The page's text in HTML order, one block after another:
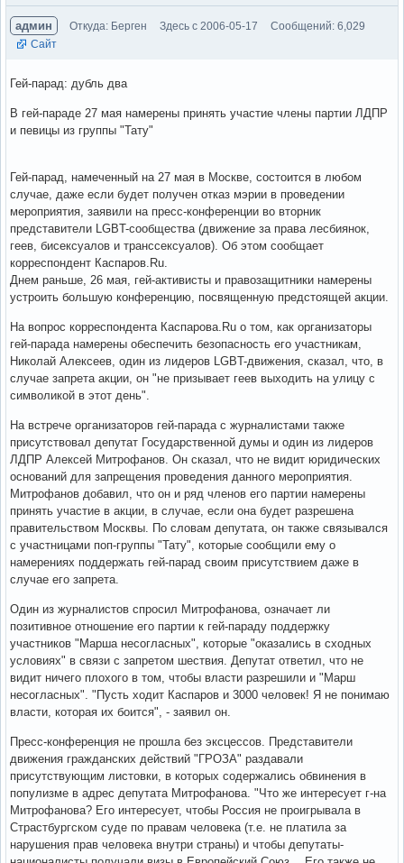
админ Откуда: Берген Здесь с 2006-05-17
Сообщений: 6,029
Сайт
Гей-парад: дубль два
В гей-параде 27 мая намерены принять участие члены партии ЛДПР
и певицы из группы "Тату"
Гей-парад, намеченный на 27 мая в Москве, состоится в любом
случае, даже если будет получен отказ мэрии в проведении
мероприятия, заявили на пресс-конференции во вторник
представители LGBT-сообщества (движение за права лесбиянок,
геев, бисексуалов и транссексуалов). Об этом сообщает
корреспондент Каспаров.Ru.
Днем раньше, 26 мая, гей-активисты и правозащитники намерены
устроить большую конференцию, посвященную предстоящей акции.
На вопрос корреспондента Каспарова.Ru о том, как организаторы
гей-парада намерены обеспечить безопасность его участникам,
Николай Алексеев, один из лидеров LGBT-движения, сказал, что, в
случае запрета акции, он "не призывает геев выходить на улицу с
символикой в этот день".
На встрече организаторов гей-парада с журналистами также
присутствовал депутат Государственной думы и один из лидеров
ЛДПР Алексей Митрофанов. Он сказал, что не видит юридических
оснований для запрещения проведения данного мероприятия.
Митрофанов добавил, что он и ряд членов его партии намерены
принять участие в акции, в случае, если она будет разрешена
правительством Москвы. По словам депутата, он также связывался
с участницами поп-группы "Тату", которые сообщили ему о
намерениях поддержать гей-парад своим присутствием даже в
случае его запрета.
Один из журналистов спросил Митрофанова, означает ли
позитивное отношение его партии к гей-параду поддержку
участников "Марша несогласных", которые "оказались в сходных
условиях" в связи с запретом шествия. Депутат ответил, что не
видит ничего плохого в том, чтобы власти разрешили и "Марш
несогласных". "Пусть ходит Каспаров и 3000 человек! Я не понимаю
власти, которая их боится", - заявил он.
Пресс-конференция не прошла без эксцессов. Представители
движения гражданских действий "ГРОЗА" раздавали
присутствующим листовки, в которых содержались обвинения в
популизме в адрес депутата Митрофанова. "Что же интересует г-на
Митрофанова? Его интересует, чтобы Россия не проигрывала в
Страстбургском суде по правам человека (т.е. не платила за
нарушения прав человека внутри страны) и чтобы депутаты-